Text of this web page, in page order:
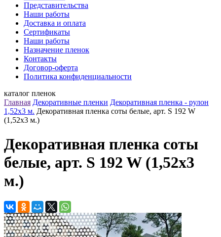
Представительства
Наши работы
Доставка и оплата
Сертификаты
Наши работы
Назначение пленок
Контакты
Договор-оферта
Политика конфиденциальности
каталог пленок
Главная Декоративные пленки Декоративная пленка - рулон
1,52х3 м. Декоративная пленка соты белые, арт. S 192 W
(1,52х3 м.)
Декоративная пленка соты
белые, арт. S 192 W (1,52х3
м.)